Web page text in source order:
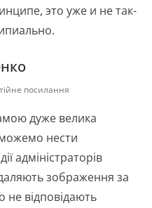
это уже и не так-
посилання
дуже велика
нести
адміністраторів
зображення за
не відповідають